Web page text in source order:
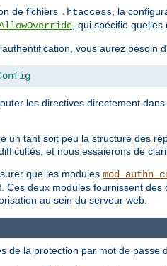
de fichiers .htaccess, la
, qui spécifie
vous aurez besoin
les directives directement
un tant soit peu la structure des
et nous essaierons de
que les modules
Ces deux modules fournissent
au sein du serveur web.
de la protection par mot de passe